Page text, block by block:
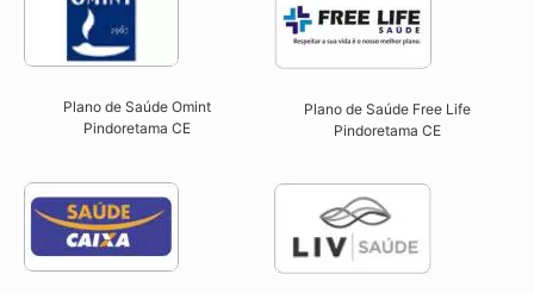
Plano de Saúde Omint
Pindoretama CE​
Plano de Saúde Free Life
Pindoretama CE